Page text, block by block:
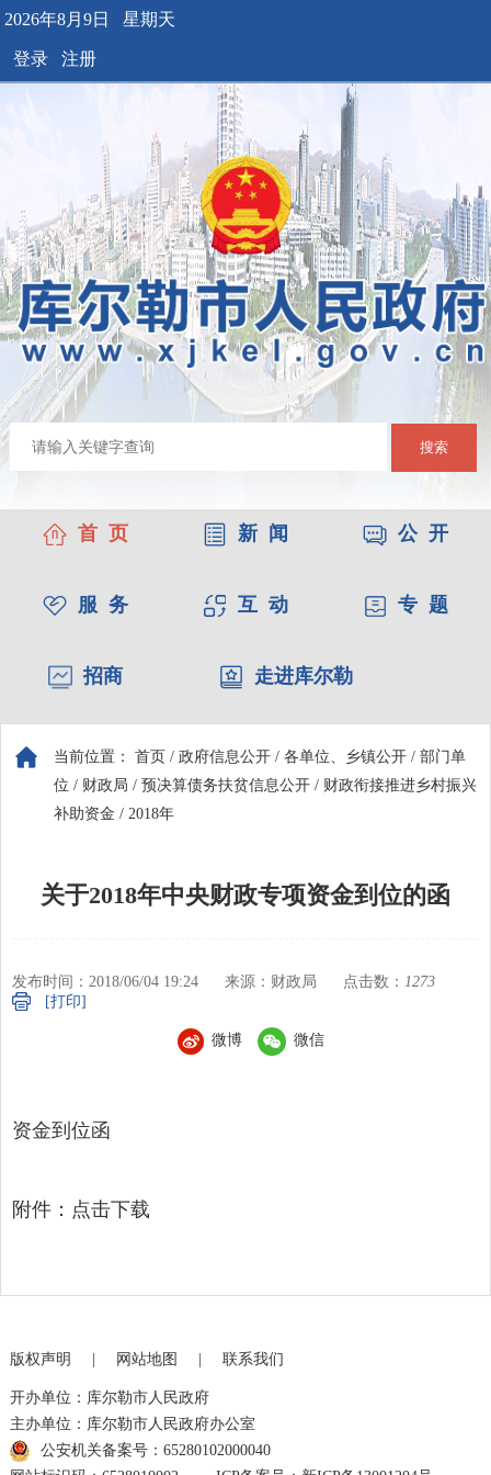
2026年8月9日 星期天
登录 注册
搜索
首 页 新 闻 公 开
服 务 互 动 专 题
招商 走进库尔勒
当前位置： 首页 / 政府信息公开 / 各单位、乡镇公开 / 部门单
位 / 财政局 / 预决算债务扶贫信息公开 / 财政衔接推进乡村振兴
补助资金 / 2018年
关于2018年中央财政专项资金到位的函
发布时间：2018/06/04 19:24 来源：财政局 点击数： 1273
[打印]
微博 微信
资金到位函
附件： 点击下载
版权声明 | 网站地图 | 联系我们
开办单位：库尔勒市人民政府
主办单位：库尔勒市人民政府办公室
公安机关备案号：65280102000040